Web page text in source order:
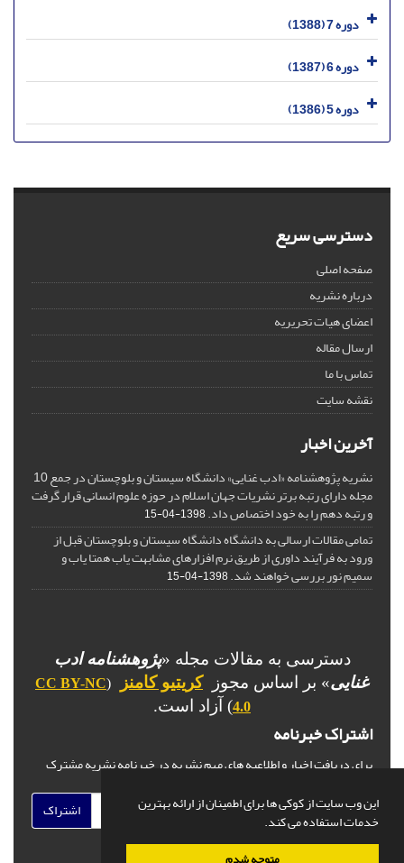
این وب سایت از کوکی ها برای اطمینان از ارائه بهترین
خدمات استفاده می کند.
دوره 7 (1388)
دوره 6 (1387)
دوره 5 (1386)
دسترسی سریع
صفحه اصلی
درباره نشریه
اعضای هیات تحریریه
ارسال مقاله
تماس با ما
نقشه سایت
آخرین اخبار
نشریه پژوهشنامه «ادب غنایی» دانشگاه سیستان و بلوچستان در جمع 10
مجله دارای رتبه برتر نشریات جهان اسلام در حوزه علوم انسانی قرار گرفت
و رتبه دهم را به خود اختصاص داد.1398-04-15
تمامی مقالات ارسالی به دانشگاه دانشگاه سیستان و بلوچستان قبل از
ورود به فرآیند داوری از طریق نرم افزارهای مشابهت یاب همتا یاب و
سمیم نور بررسی خواهند شد.1398-04-15
دسترسی به مقالات مجله «پژوهشنامه ادب
غنایی» بر اساس مجوزکریتیو کامنز (
CC BY-NC
4.0) آزاد است.
اشتراک خبرنامه
برای دریافت اخبار و اطلاعیه های مهم نشریه در خبرنامه نشریه مشترک
اشتراک